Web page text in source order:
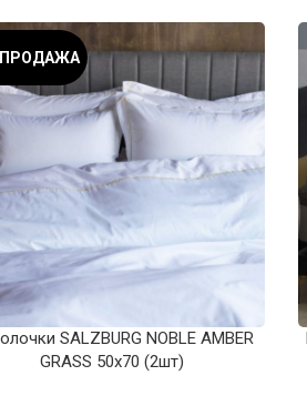
SALZBURG NOBLE AMBER
GRASS 50х70 (2шт)